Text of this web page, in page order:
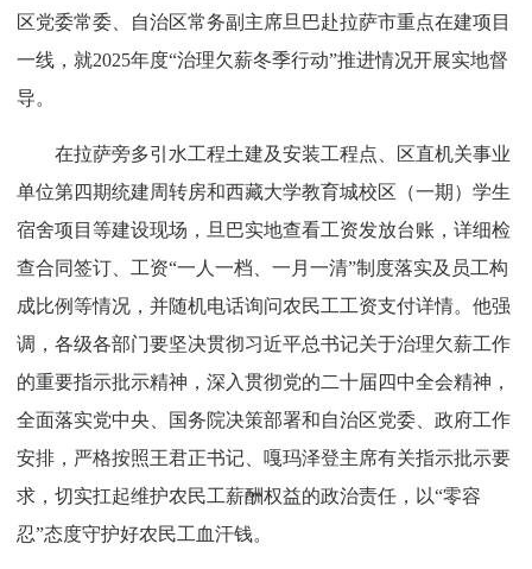
区党委常委、自治区常务副主席旦巴赴拉萨市重点在建项目
一线，就2025年度“治理欠薪冬季行动”推进情况开展实地督
导。
在拉萨旁多引水工程土建及安装工程点、区直机关事业
单位第四期统建周转房和西藏大学教育城校区（一期）学生
宿舍项目等建设现场，旦巴实地查看工资发放台账，详细检
查合同签订、工资“一人一档、一月一清”制度落实及员工构
成比例等情况，并随机电话询问农民工工资支付详情。他强
调，各级各部门要坚决贯彻习近平总书记关于治理欠薪工作
的重要指示批示精神，深入贯彻党的二十届四中全会精神，
全面落实党中央、国务院决策部署和自治区党委、政府工作
安排，严格按照王君正书记、嘎玛泽登主席有关指示批示要
求，切实扛起维护农民工薪酬权益的政治责任，以“零容
忍”态度守护好农民工血汗钱。